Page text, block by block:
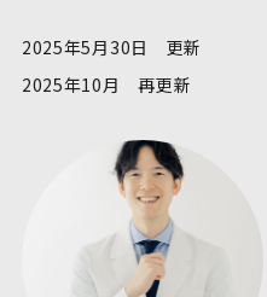
2025年5月30日 更新
2025年10月 再更新